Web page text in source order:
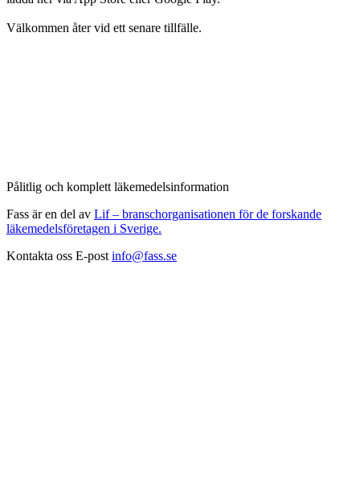
Välkommen åter vid ett senare tillfälle.
Pålitlig och komplett läkemedelsinformation
Fass är en del av Lif – branschorganisationen för de forskande
läkemedelsföretagen i Sverige.
Kontakta oss E-post info@fass.se